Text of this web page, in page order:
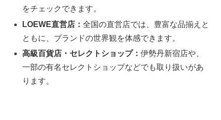
をチェックできます。
LOEWE直営店：全国の直営店では、豊富な品揃えと
ともに、ブランドの世界観を体感できます。
高級百貨店・セレクトショップ：伊勢丹新宿店や、
一部の有名セレクトショップなどでも取り扱いがあ
ります。